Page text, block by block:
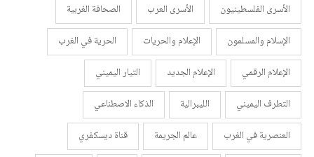
الأسرى الفلسطينيون
الأسرى العرب
الصحافة الغربية
الإسلام والمسلمون
الإعلام والحريات
الحرية في الغرب
الإعلام الرقمي
الإعلام الجديد
التيار اليميني
التطرف اليميني
الليبرالية
الذكاء الاصطناعي
العنصرية في الغرب
عالم الجريمة
قناة ديسكفري